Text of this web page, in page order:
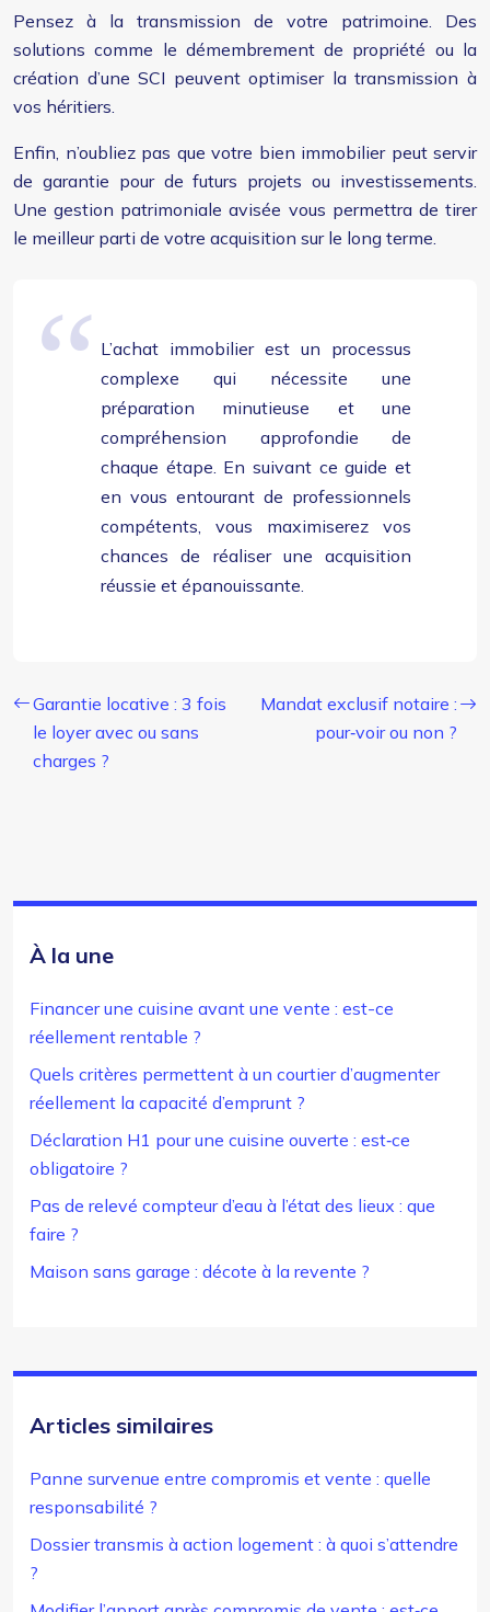
Pensez à la transmission de votre patrimoine. Des
solutions comme le démembrement de propriété ou la
création d’une SCI peuvent optimiser la transmission à
vos héritiers.
Enfin, n’oubliez pas que votre bien immobilier peut servir
de garantie pour de futurs projets ou investissements.
Une gestion patrimoniale avisée vous permettra de tirer
le meilleur parti de votre acquisition sur le long terme.
L’achat immobilier est un processus
complexe qui nécessite une
préparation minutieuse et une
compréhension approfondie de
chaque étape. En suivant ce guide et
en vous entourant de professionnels
compétents, vous maximiserez vos
chances de réaliser une acquisition
réussie et épanouissante.
Garantie locative : 3 fois
le loyer avec ou sans
charges ?
Mandat exclusif notaire :
pour‑voir ou non ?
À la une
Financer une cuisine avant une vente : est-ce
réellement rentable ?
Quels critères permettent à un courtier d’augmenter
réellement la capacité d’emprunt ?
Déclaration H1 pour une cuisine ouverte : est‑ce
obligatoire ?
Pas de relevé compteur d’eau à l’état des lieux : que
faire ?
Maison sans garage : décote à la revente ?
Articles similaires
Panne survenue entre compromis et vente : quelle
responsabilité ?
Dossier transmis à action logement : à quoi s’attendre
?